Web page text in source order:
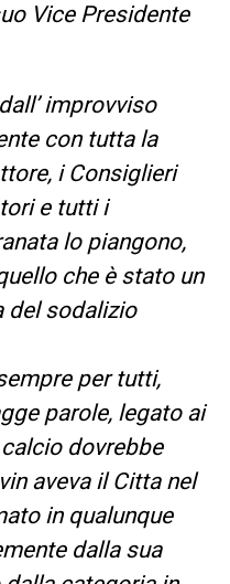
Vice Presidente
improvviso
con tutta la
i Consiglieri
e tutti i
lo piangono,
che è stato un
del sodalizio
per tutti,
parole, legato ai
dovrebbe
aveva il Citta nel
in qualunque
dalla sua